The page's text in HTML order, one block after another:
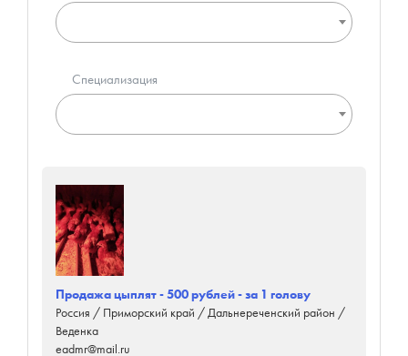
Специализация
Продажа цыплят - 500 рублей - за 1 голову
Россия / Приморский край / Дальнереченский район /
Веденка
eadmr@mail.ru